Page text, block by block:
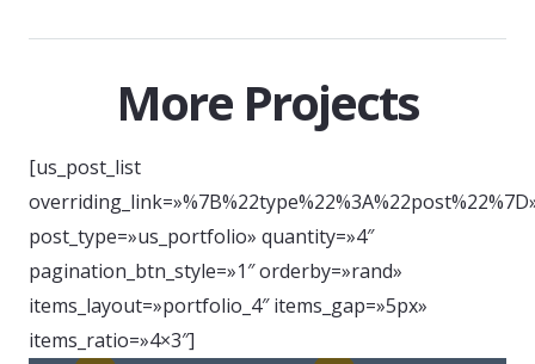
More Projects
[us_post_list
post_type=»us_portfolio» quantity=»4″
pagination_btn_style=»1″ orderby=»rand»
items_layout=»portfolio_4″ items_gap=»5px»
items_ratio=»4×3″]